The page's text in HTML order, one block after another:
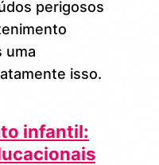
Off-Line
perigosos
uma
isso.
infantil: